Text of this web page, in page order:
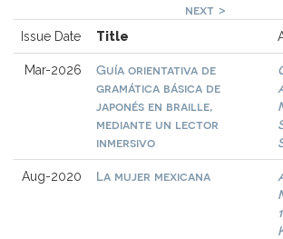
next >
Issue Date Title
Mar-2026
Guía orientativa de
gramática básica de
japonés en braille,
mediante un lector
inmersivo
Aug-2020 La mujer mexicana